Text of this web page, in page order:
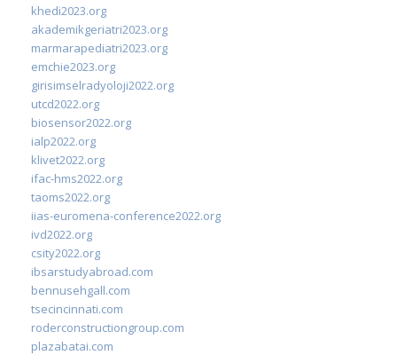
khedi2023.org
akademikgeriatri2023.org
marmarapediatri2023.org
emchie2023.org
girisimselradyoloji2022.org
utcd2022.org
biosensor2022.org
ialp2022.org
klivet2022.org
ifac-hms2022.org
taoms2022.org
iias-euromena-conference2022.org
ivd2022.org
csity2022.org
ibsarstudyabroad.com
bennusehgall.com
tsecincinnati.com
roderconstructiongroup.com
plazabatai.com